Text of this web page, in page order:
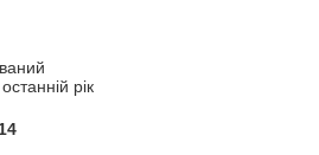
рік